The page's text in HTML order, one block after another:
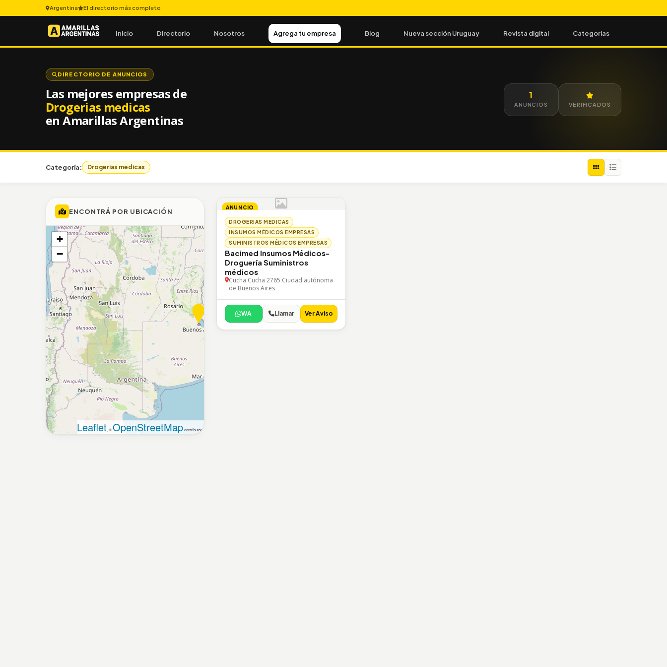
Argentina El directorio más completo
Inicio Directorio Nosotros Agrega tu empresa Blog Nueva sección Uruguay Revista digital Categorias
DIRECTORIO DE ANUNCIOS
Las mejores empresas de
Drogerias medicas
en Amarillas Argentinas
1
ANUNCIOS VERIFICADOS
Categoría: Drogerias medicas
ENCONTRÁ POR UBICACIÓN
+
−
Leaflet , ©OpenStreetMapcontributors
ANUNCIO
DROGERIAS MEDICAS
INSUMOS MÉDICOS EMPRESAS
SUMINISTROS MÉDICOS EMPRESAS
Bacimed Insumos Médicos-
Droguería Suministros
médicos
Cucha Cucha 2765 Ciudad autónoma
de Buenos Aires
WA Llamar Ver Aviso